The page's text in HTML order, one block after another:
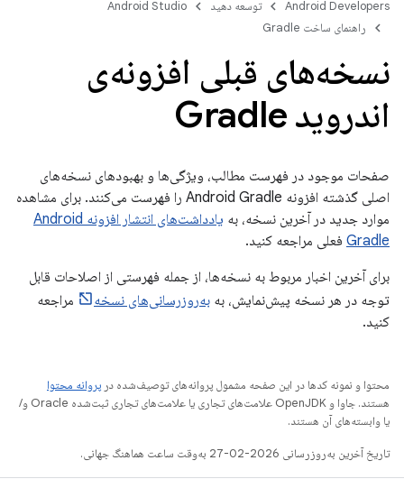
Android Developers توسعه دهید
Android Studio
راهنمای ساخت Gradle
نسخه‌های قبلی افزونه‌ی
اندروید Gradle
صفحات موجود در فهرست مطالب، ویژگی‌ها و بهبودهای نسخه‌های
اصلی گذشته افزونه Android Gradle را فهرست می‌کنند. برای مشاهده
موارد جدید در آخرین نسخه، به
یادداشت‌های انتشار افزونه Android
Gradle فعلی مراجعه کنید.
برای آخرین اخبار مربوط به نسخه‌ها، از جمله فهرستی از اصلاحات قابل
توجه در هر نسخه پیش‌نمایش، به به‌روزرسانی‌های نسخه
مراجعه
کنید.
محتوا و نمونه کدها در این صفحه مشمول پروانه‌های توصیف‌شده در پروانه محتوا
هستند. جاوا و OpenJDK علامت‌های تجاری یا علامت‌های تجاری ثبت‌شده Oracle و/
یا وابسته‌های آن هستند.
تاریخ آخرین به‌روزرسانی 2026-02-27 به‌وقت ساعت هماهنگ جهانی.